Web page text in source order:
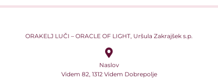
ORAKELJ LUČI – ORACLE OF LIGHT, Uršula Zakrajšek s.p.
Naslov
Videm 82, 1312 Videm Dobrepolje